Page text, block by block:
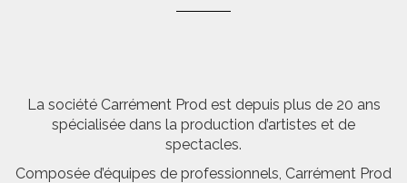
La société Carrément Prod est depuis plus de 20 ans
spécialisée dans la production d’artistes et de
spectacles.
Composée d’équipes de professionnels, Carrément Prod